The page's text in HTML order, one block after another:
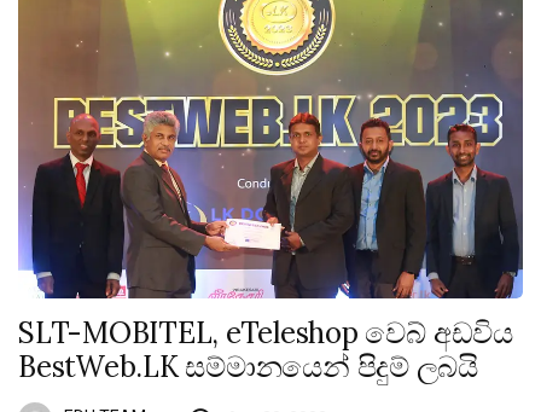
SLT-MOBITEL, eTeleshop වෙබ් අඩවිය
BestWeb.LK සම්මානයෙන් පිදුම් ලබයි